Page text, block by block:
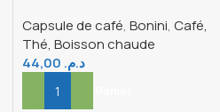
Capsule de café, Bonini, Café,
Thé, Boisson chaude
د.م.
Ajouter Au Panier